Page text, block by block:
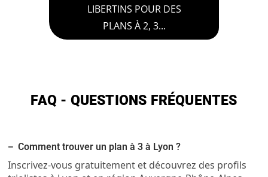
LIBERTINS POUR DES
PLANS À 2, 3...
FAQ - QUESTIONS FRÉQUENTES
Comment trouver un plan à 3 à Lyon ?
Inscrivez-vous gratuitement et découvrez des profils